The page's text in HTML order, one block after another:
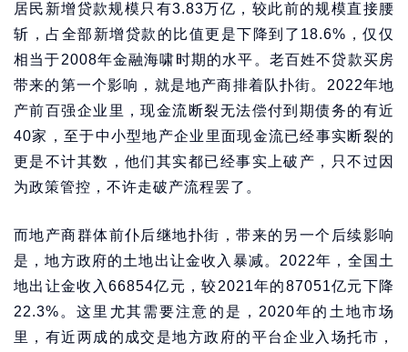
居民新增贷款规模只有3.83万亿，较此前的规模直接腰
斩，占全部新增贷款的比值更是下降到了18.6%，仅仅
相当于2008年金融海啸时期的水平。老百姓不贷款买房
带来的第一个影响，就是地产商排着队扑街。2022年地
产前百强企业里，现金流断裂无法偿付到期债务的有近
40家，至于中小型地产企业里面现金流已经事实断裂的
更是不计其数，他们其实都已经事实上破产，只不过因
为政策管控，不许走破产流程罢了。
而地产商群体前仆后继地扑街，带来的另一个后续影响
是，地方政府的土地出让金收入暴减。2022年，全国土
地出让金收入66854亿元，较2021年的87051亿元下降
22.3%。这里尤其需要注意的是，2020年的土地市场
里，有近两成的成交是地方政府的平台企业入场托市，